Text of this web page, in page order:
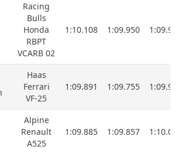
Racing
Bulls
Honda
RBPT
VCARB 02
1:10.108 1:09.950 1:09.962
Haas
Ferrari
VF-25
1:09.891 1:09.755 1:09.977
Alpine
Renault
A525
1:09.885 1:09.857 1:10.002